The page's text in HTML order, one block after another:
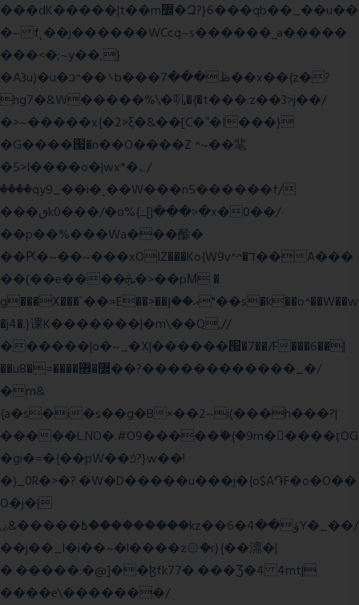
���dK�����|t��m߼�Զ?}6���qb��_��u��
�~ f˛��j������WCcq~s������˽a�����
���<�;~y��,}
�A3u)�u�ͻ^��܌b���ڟ���7��x��{z�?
hg7�&W�����%\�䶷�{�t���:z��3>j��/
�>~�����x{�2>ξ�&��[C�ˮ�I���}
�G����՗�n��O����Z ^~��靟
�5>I����o�|wx*�؎/
����qy9_��i�˻��W���n5������f/
���ٯk0���/�o%{߸[|���>�x�0��/
��p��%���Wa���酴�
��Ԗ�~��~���xOIŻ���Ko{W9v^^�ד��A���
��(��e����ܞ�>��pΜ �
g���X���ߴ��=E��>��އ��ן"��s�k��o^��W��w
�j4�.}课K�������|�m\��Q,//
������|o�~_�X|������՗�7��/F���6��|
��u8�=����߼�޾��?������������_�/
�m&
{a�s�i�s��g�B×��2~i(���h���?|
�����L.NO�.#O9�����ۙ�{�9m��ً���ӷOG
�gi�=�{��pW��ݿ?}w��!
�)_0R�>�?.�W�D�����u���j�{o$A֏F�o�O��
O�j�|
߿�����&ۻ����ۛ�����kz��ۋ��4�6Y�_��/
��j��_I�i��~�l����z۞�r}{��濎�|
�.�����:�@]��ɮfk77�.���Ʒ�4 4mt|
����e\�������/